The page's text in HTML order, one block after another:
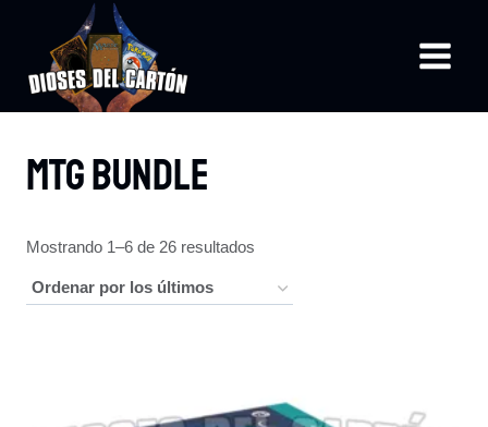
contenido
MTG Bundle
Mostrando 1–6 de 26 resultados
los